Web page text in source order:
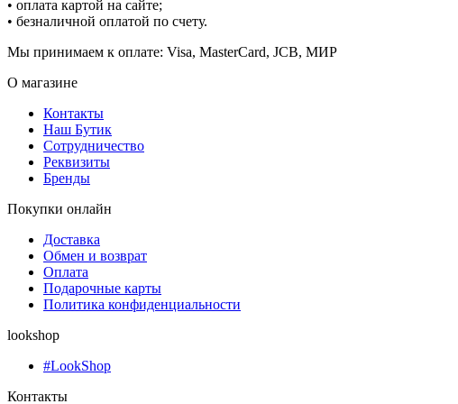
• оплата картой на сайте;
• безналичной оплатой по счету.
Мы принимаем к оплате: Visa, MasterCard, JCB, МИР
О магазине
Контакты
Наш Бутик
Сотрудничество
Реквизиты
Бренды
Покупки онлайн
Доставка
Обмен и возврат
Оплата
Подарочные карты
Политика конфиденциальности
lookshop
#LookShop
Контакты